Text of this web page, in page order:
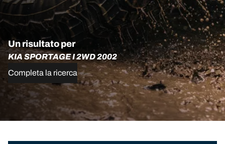
Un risultato per
KIA SPORTAGE I 2WD 2002
Completa la ricerca